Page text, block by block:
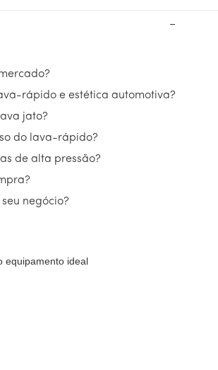
−
rápido e estética automotiva?
jato?
do lava-rápido?
de alta pressão?
negócio?